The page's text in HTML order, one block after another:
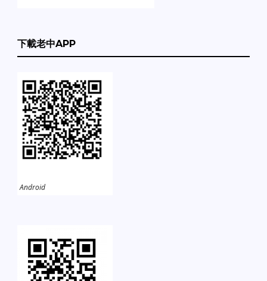
下載老中APP
Android